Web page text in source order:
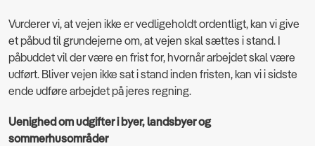
Vurderer vi, at vejen ikke er vedligeholdt ordentligt, kan vi give
et påbud til grundejerne om, at vejen skal sættes i stand. I
påbuddet vil der være en frist for, hvornår arbejdet skal være
udført. Bliver vejen ikke sat i stand inden fristen, kan vi i sidste
ende udføre arbejdet på jeres regning.
Uenighed om udgifter i byer, landsbyer og
sommerhusområder